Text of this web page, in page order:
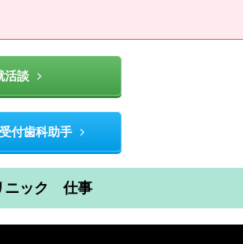
活談
付歯科助手
ニック 仕事